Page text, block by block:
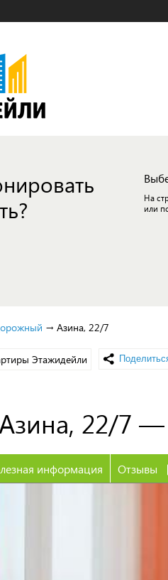
На
или
→ Азина, 22/7
Этажидейли
22/7
информация Отзывы